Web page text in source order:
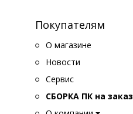
Покупателям
О магазине
Новости
Сервис
СБОРКА ПК на заказ